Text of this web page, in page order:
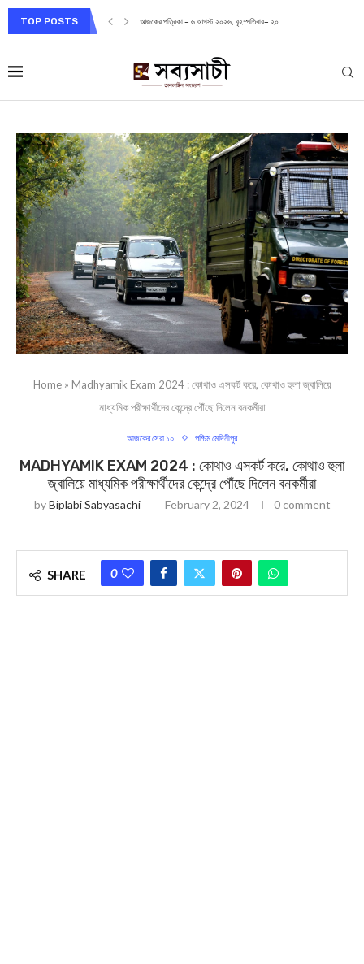
TOP POSTS আজকের পত্রিকা – ৬ আগস্ট ২০২৬, বৃহস্পতিবার– ২০...
Home» Madhyamik Exam 2024 : কোথাও এসকর্ট করে, কোথাও হুলা জ্বালিয়ে
মাধ্যমিক পরীক্ষার্থীদের কেন্দ্রে পৌঁছে দিলেন বনকর্মীরা
আজকের সেরা ১০ পশ্চিম মেদিনীপুর
MADHYAMIK EXAM 2024 : কোথাও এসকর্ট করে, কোথাও হুলা
জ্বালিয়ে মাধ্যমিক পরীক্ষার্থীদের কেন্দ্রে পৌঁছে দিলেন বনকর্মীরা
byBiplabi Sabyasachi February 2, 2024 0 comment
SHARE 0